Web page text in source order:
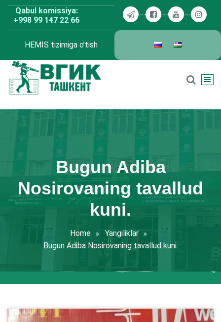
Skip
content
Qabul komissiya:
+998 99 147 22 66
HEMIS tizimiga o’tish
Bugun Adiba
Nosirovaning tavallud
kuni.
Home
Yangiliklar
Bugun Adiba Nosirovaning tavallud kuni.